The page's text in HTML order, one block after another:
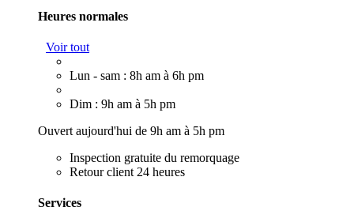
Heures normales
Voir tout
Lun - sam : 8h am à 6h pm
Dim : 9h am à 5h pm
Ouvert aujourd'hui de 9h am à 5h pm
Inspection gratuite du remorquage
Retour client 24 heures
Services